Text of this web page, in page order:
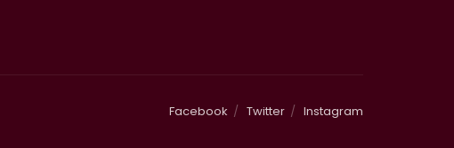
Facebook Twitter Instagram